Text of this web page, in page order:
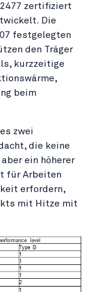
zertifiziert
Die
festgelegten
den Träger
kurzzeitige
beim
zwei
die keine
ein höherer
für Arbeiten
erfordern,
mit Hitze mit